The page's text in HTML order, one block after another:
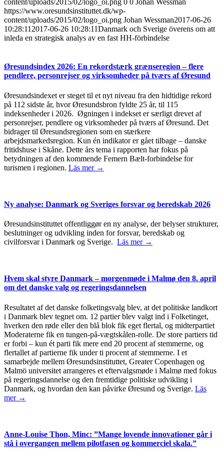
content/uploads/2015/02/logo_oi.png 0 0 Johan Wessman
https://www.oresundsinstituttet.dk/wp-
content/uploads/2015/02/logo_oi.png Johan Wessman2017-06-26
10:28:11 2017-06-26 10:28:11Danmark och Sverige överens om att
inleda en strategisk analys av en fast HH-förbindelse
Øresundsindex 2026: En rekordstærk grænseregion – flere
pendlere, personrejser og virksomheder på tværs af Øresund
Øresundsindexet er steget til et nyt niveau fra den hidtidige rekord
på 112 sidste år, hvor Øresundsbron fyldte 25 år, til 115
indeksenheder i 2026. Øgningen i indekset er særligt drevet af
personrejser, pendlere og virksomheder på tværs af Øresund. Det
bidrager til Øresundsregionen som en stærkere
arbejdsmarkedsregion. Kun én indikator er gået tilbage – danske
fritidshuse i Skåne. Dette års tema i rapporten har fokus på
betydningen af den kommende Femern Bælt-forbindelse for
turismen i regionen. Läs mer →
Ny analyse: Danmark og Sveriges forsvar og beredskab 2026
Øresundsinstituttet offentliggør en ny analyse, der belyser strukturer,
beslutninger og udvikling inden for forsvar, beredskab og
civilforsvar i Danmark og Sverige. Läs mer →
Hvem skal styre Danmark – morgenmøde i Malmø den 8. april
om det danske valg og regeringsdannelsen
Resultatet af det danske folketingsvalg blev, at det politiske landkort
i Danmark blev tegnet om. 12 partier blev valgt ind i Folketinget,
hverken den røde eller den blå blok fik eget flertal, og midterpartiet
Moderaterne fik en tungen-på-vægtskålen-rolle. De store partiers tid
er forbi – kun ét parti fik mere end 20 procent af stemmerne, og
flertallet af partierne fik under ti procent af stemmerne. I et
samarbejde mellem Øresundsinstituttet, Greater Copenhagen og
Malmö universitet arrangeres et eftervalgsmøde i Malmø med fokus
på regeringsdannelse og den fremtidige politiske udvikling i
Danmark, og hvordan den kan påvirke Øresund og Sverige. Läs
mer →
Anne-Louise Thon, Minc: ”Mange lovende innovationer går i
stå i overgangen mellem pilotfasen og kommerciel skala.”